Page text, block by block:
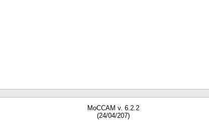
MoCCAM v. 6.2.2
(24/04/207)